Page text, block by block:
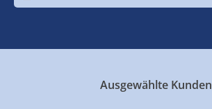
Ausgewählte Kunden